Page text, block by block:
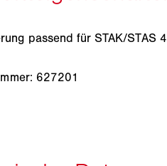
passend für STAK/STAS 4
627201